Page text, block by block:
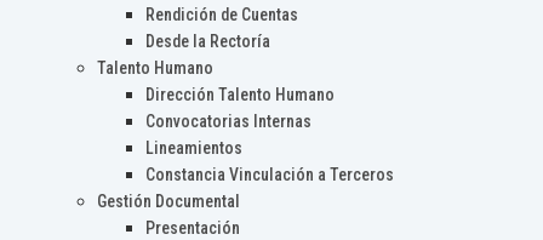
Rendición de Cuentas
Desde la Rectoría
Talento Humano
Dirección Talento Humano
Convocatorias Internas
Lineamientos
Constancia Vinculación a Terceros
Gestión Documental
Presentación